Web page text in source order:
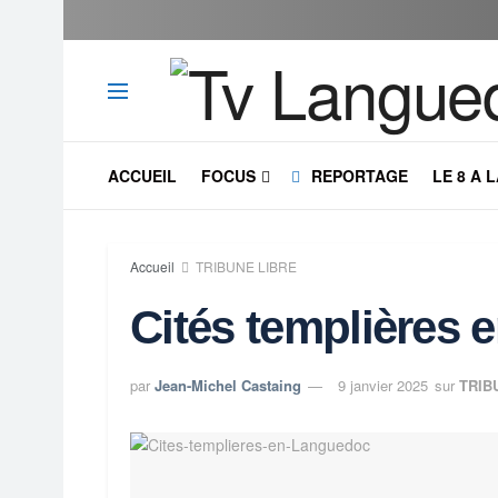
ACCUEIL FOCUS REPORTAGE LE 8 A
Accueil TRIBUNE LIBRE
Cités templières
par Jean-Michel Castaing 9 janvier 2025 sur